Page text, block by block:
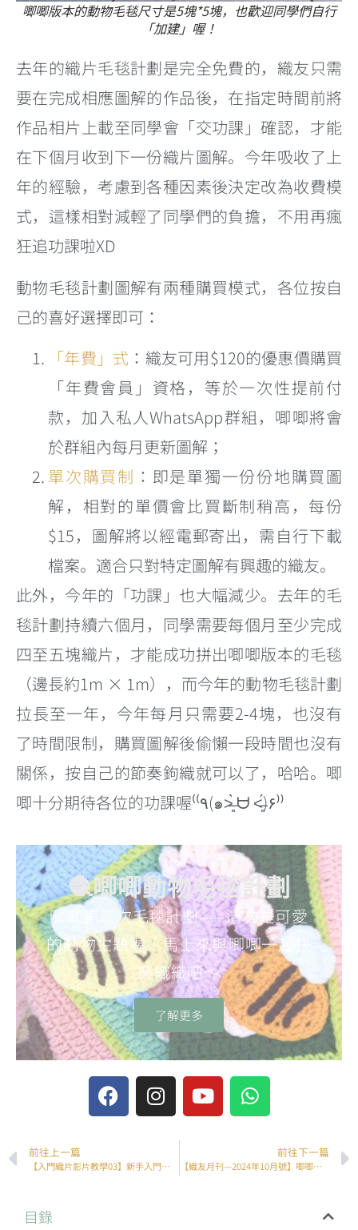
唧唧版本的動物毛毯尺寸是5塊*5塊，也歡迎同學們自行
「加建」喔！
去年的織片毛毯計劃是完全免費的，織友只需
要在完成相應圖解的作品後，在指定時間前將
作品相片上載至同學會「交功課」確認，才能
在下個月收到下一份織片圖解。今年吸收了上
年的經驗，考慮到各種因素後決定改為收費模
式，這樣相對減輕了同學們的負擔，不用再瘋
狂追功課啦XD
動物毛毯計劃圖解有兩種購買模式，各位按自
己的喜好選擇即可：
「年費」式 ：織友可用$120的優惠價購買
「年費會員」資格，等於一次性提前付
款，加入私人WhatsApp群組，唧唧將會
於群組內每月更新圖解；
單次購買制 ：即是單獨一份份地購買圖
解，相對的單價會比買斷制稍高，每份
$15，圖解將以經電郵寄出，需自行下載
檔案。適合只對特定圖解有興趣的織友。
此外，今年的「功課」也大幅減少。去年的毛
毯計劃持續六個月，同學需要每個月至少完成
四至五塊織片，才能成功拼出唧唧版本的毛毯
（邊長約1m × 1m），而今年的動物毛毯計劃
拉長至一年，今年每月只需要2-4塊，也沒有
了時間限制，購買圖解後偷懶一段時間也沒有
關係，按自己的節奏鉤織就可以了，哈哈。唧
唧十分期待各位的功課喔⁽⁽٩(๑˃̶͈̀ ᗨ ˂̶͈́)۶⁾⁾
🧶唧唧動物毛毯計劃
唧唧第二次毛毯計劃——這次是可愛
的動物主題喔！馬上來與唧唧一起快
樂織織吧～
了解更多
前往上一篇
【入門織片影片教學03】新手入門織片練習 – 03/18
前往下一篇
【織友月刊—2024年10月號】唧唧同學會優秀習作貼堂集
目錄